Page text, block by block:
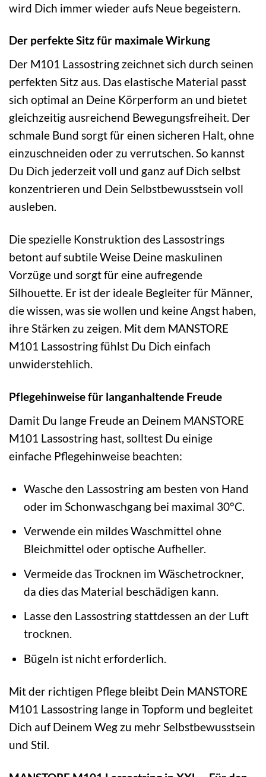
wird Dich immer wieder aufs Neue begeistern.
Der perfekte Sitz für maximale Wirkung
Der M101 Lassostring zeichnet sich durch seinen
perfekten Sitz aus. Das elastische Material passt
sich optimal an Deine Körperform an und bietet
gleichzeitig ausreichend Bewegungsfreiheit. Der
schmale Bund sorgt für einen sicheren Halt, ohne
einzuschneiden oder zu verrutschen. So kannst
Du Dich jederzeit voll und ganz auf Dich selbst
konzentrieren und Dein Selbstbewusstsein voll
ausleben.
Die spezielle Konstruktion des Lassostrings
betont auf subtile Weise Deine maskulinen
Vorzüge und sorgt für eine aufregende
Silhouette. Er ist der ideale Begleiter für Männer,
die wissen, was sie wollen und keine Angst haben,
ihre Stärken zu zeigen. Mit dem MANSTORE
M101 Lassostring fühlst Du Dich einfach
unwiderstehlich.
Pflegehinweise für langanhaltende Freude
Damit Du lange Freude an Deinem MANSTORE
M101 Lassostring hast, solltest Du einige
einfache Pflegehinweise beachten:
Wasche den Lassostring am besten von Hand
oder im Schonwaschgang bei maximal 30°C.
Verwende ein mildes Waschmittel ohne
Bleichmittel oder optische Aufheller.
Vermeide das Trocknen im Wäschetrockner,
da dies das Material beschädigen kann.
Lasse den Lassostring stattdessen an der Luft
trocknen.
Bügeln ist nicht erforderlich.
Mit der richtigen Pflege bleibt Dein MANSTORE
M101 Lassostring lange in Topform und begleitet
Dich auf Deinem Weg zu mehr Selbstbewusstsein
und Stil.